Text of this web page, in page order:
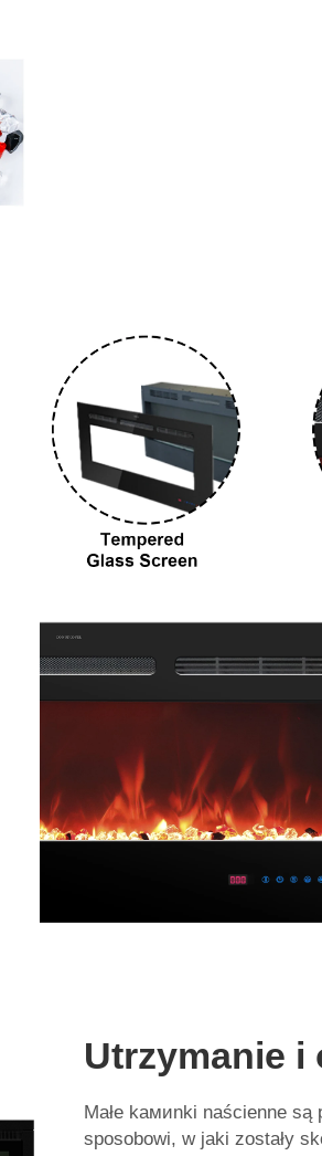
Utrzymanie i
Małe kамиnki naścienne są
sposobowi, w jaki zostały